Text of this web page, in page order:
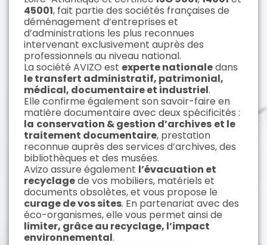
45001, fait partie des sociétés françaises de
déménagement d’entreprises et
d’administrations les plus reconnues
intervenant exclusivement auprès des
professionnels au niveau national.
La société AVIZO est experte nationaledans
letransfert administratif, patrimonial,
médical, documentaireet industriel.
Elle confirme également son savoir-faire en
matière documentaire avec deux spécificités :
la conservation & gestion d’archives et le
traitement documentaire, prestation
reconnue auprès des services d’archives, des
bibliothèques et des musées.
Avizo assure également l’évacuation et
recyclagede vos mobiliers, matériels et
documents obsolètes, et vous propose le
curage de vos sites. En partenariat avec des
éco-organismes, elle vous permet ainsi de
limiter, grâce au recyclage, l’impact
environnemental.